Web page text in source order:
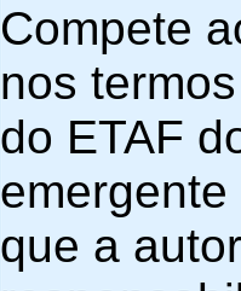
Compete
nos
do ETAF
que a